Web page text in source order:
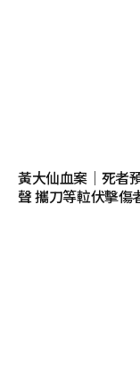
黃大仙血案│死者
聲 攜刀等𨋢伏擊傷